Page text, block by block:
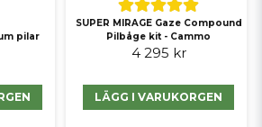
pilar
SUPER MIRAGE Gaze Compound
Pilbåge kit - Cammo
4 295 kr
LÄGG I VARUKORGEN